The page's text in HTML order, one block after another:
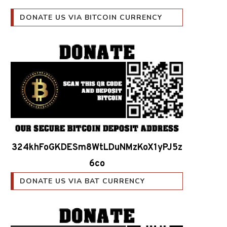
DONATE US VIA BITCOIN CURRENCY
324khFoGKDESm8WtLDuNMzKoX1yPJ5z
6co
DONATE US VIA BAT CURRENCY